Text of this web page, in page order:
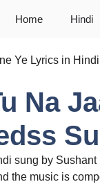
Home Hindi
Ye Lyrics in
Na
sung by
the music is